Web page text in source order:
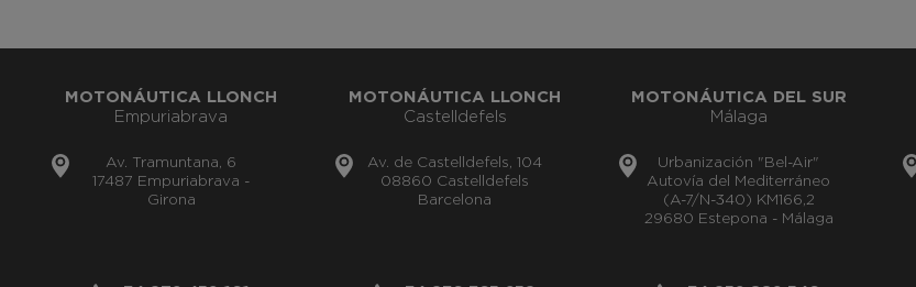
MOTONÁUTICA LLONCH
Empuriabrava
Av. Tramuntana, 6
17487 Empuriabrava -
Girona
MOTONÁUTICA LLONCH
Castelldefels
Av. de Castelldefels, 104
08860 Castelldefels
Barcelona
MOTONÁUTICA DEL SUR
Málaga
Urbanización "Bel-Air"
Autovía del Mediterráneo
(A-7/N-340) KM166,2
29680 Estepona - Málaga